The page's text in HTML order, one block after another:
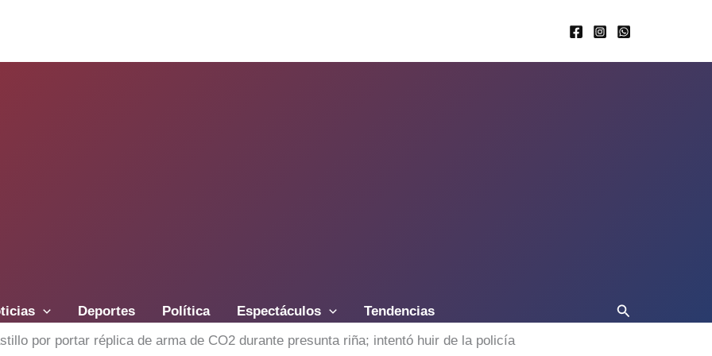
Deportes Política Espectáculos Tendencias Buscar
por portar réplica de arma de CO2 durante presunta riña; intentó huir de la policía